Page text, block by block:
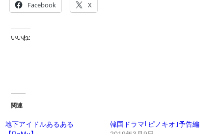
Facebook X
いいね:
関連
地下アイドルあるある
韓国ドラマ｢ピノキオ｣予告編